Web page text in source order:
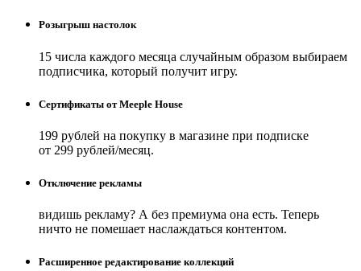
Розыгрыш настолок
15 числа каждого месяца случайным образом выбираем
подписчика, который получит игру.
Сертификаты от Meeple House
199 рублей на покупку в магазине при подписке
от 299 рублей/месяц.
Отключение рекламы
видишь рекламу? А без премиума она есть. Теперь
ничто не помешает наслаждаться контентом.
Расширенное редактирование коллекций